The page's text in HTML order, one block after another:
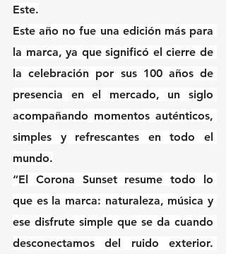
Este.
Este año no fue una edición más para
la marca, ya que significó el cierre de
la celebración por sus 100 años de
presencia en el mercado, un siglo
acompañando momentos auténticos,
simples y refrescantes en todo el
mundo.
“El Corona Sunset resume todo lo
que es la marca: naturaleza, música y
ese disfrute simple que se da cuando
desconectamos del ruido exterior.